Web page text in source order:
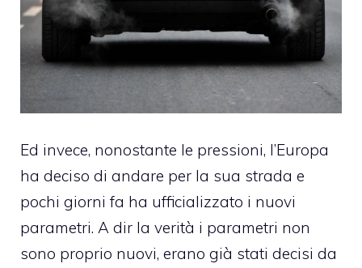
Ed invece, nonostante le pressioni, l’Europa
ha deciso di andare per la sua strada e
pochi giorni fa ha ufficializzato i nuovi
parametri. A dir la verità i parametri non
sono proprio nuovi, erano già stati decisi da